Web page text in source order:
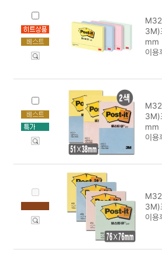
3M)
mm
이용
3M)
mm
이용
3M)
이용